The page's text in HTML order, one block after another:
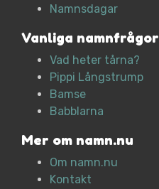
Namnsdagar
Vanliga namnfrågor
Vad heter tårna?
Pippi Långstrump
Bamse
Babblarna
Mer om namn.nu
Om namn.nu
Kontakt